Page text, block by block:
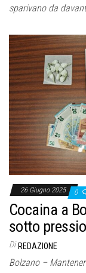
sparivano da
26 Giugno 2025 0
Cocaina a
sotto
Di REDAZIONE
Bolzano –